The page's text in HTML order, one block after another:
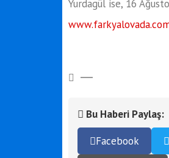
Yurdagül ise, 16
Bu Haberi Paylaş:
Facebook